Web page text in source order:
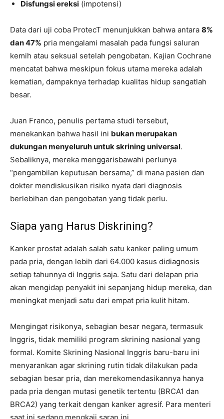
Disfungsi ereksi (impotensi)
Data dari uji coba ProtecT menunjukkan bahwa antara 8%
dan 47% pria mengalami masalah pada fungsi saluran
kemih atau seksual setelah pengobatan. Kajian Cochrane
mencatat bahwa meskipun fokus utama mereka adalah
kematian, dampaknya terhadap kualitas hidup sangatlah
besar.
Juan Franco, penulis pertama studi tersebut,
menekankan bahwa hasil ini bukan merupakan
dukungan menyeluruh untuk skrining universal.
Sebaliknya, mereka menggarisbawahi perlunya
“pengambilan keputusan bersama,” di mana pasien dan
dokter mendiskusikan risiko nyata dari diagnosis
berlebihan dan pengobatan yang tidak perlu.
Siapa yang Harus Diskrining?
Kanker prostat adalah salah satu kanker paling umum
pada pria, dengan lebih dari 64.000 kasus didiagnosis
setiap tahunnya di Inggris saja. Satu dari delapan pria
akan mengidap penyakit ini sepanjang hidup mereka, dan
meningkat menjadi satu dari empat pria kulit hitam.
Mengingat risikonya, sebagian besar negara, termasuk
Inggris, tidak memiliki program skrining nasional yang
formal. Komite Skrining Nasional Inggris baru-baru ini
menyarankan agar skrining rutin tidak dilakukan pada
sebagian besar pria, dan merekomendasikannya hanya
pada pria dengan mutasi genetik tertentu (BRCA1 dan
BRCA2) yang terkait dengan kanker agresif. Para menteri